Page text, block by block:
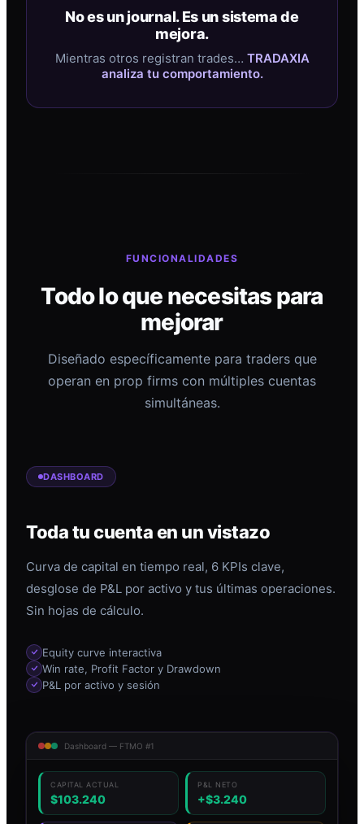
No es un journal. Es un sistema de
mejora.
Mientras otros registran trades… TRADAXIA
analiza tu comportamiento.
FUNCIONALIDADES
Todo lo que necesitas para
mejorar
Diseñado específicamente para traders que
operan en prop firms con múltiples cuentas
simultáneas.
DASHBOARD
Toda tu cuenta en un vistazo
Curva de capital en tiempo real, 6 KPIs clave,
desglose de P&L por activo y tus últimas operaciones.
Sin hojas de cálculo.
Equity curve interactiva
Win rate, Profit Factor y Drawdown
P&L por activo y sesión
Dashboard — FTMO #1
CAPITAL ACTUAL
$103.240
P&L NETO
+$3.240